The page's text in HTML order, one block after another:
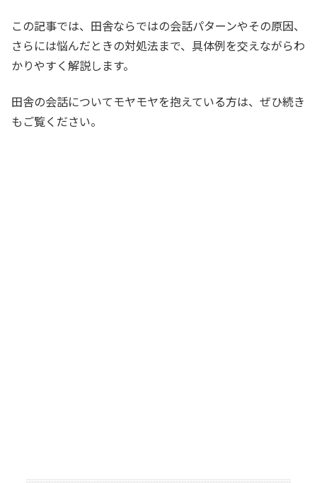
この記事では、田舎ならではの会話パターンやその原因、
さらには悩んだときの対処法まで、具体例を交えながらわ
かりやすく解説します。
田舎の会話についてモヤモヤを抱えている方は、ぜひ続き
もご覧ください。